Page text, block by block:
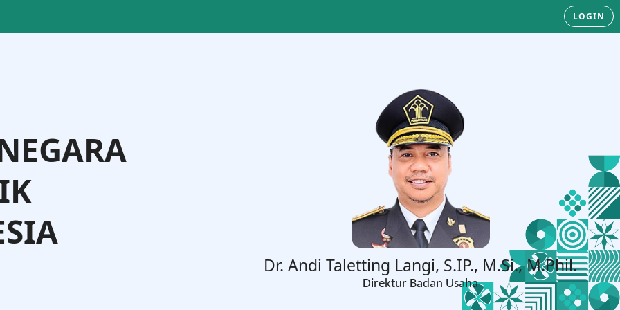
LOGIN
Dr. Andi Taletting Langi, S.IP., M.Si., M.Phil.
Direktur Badan Usaha